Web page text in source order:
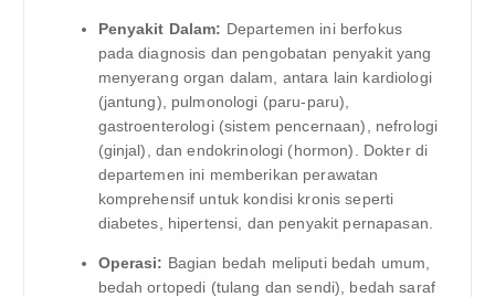
Penyakit Dalam: Departemen ini berfokus
pada diagnosis dan pengobatan penyakit yang
menyerang organ dalam, antara lain kardiologi
(jantung), pulmonologi (paru-paru),
gastroenterologi (sistem pencernaan), nefrologi
(ginjal), dan endokrinologi (hormon). Dokter di
departemen ini memberikan perawatan
komprehensif untuk kondisi kronis seperti
diabetes, hipertensi, dan penyakit pernapasan.
Operasi: Bagian bedah meliputi bedah umum,
bedah ortopedi (tulang dan sendi), bedah saraf